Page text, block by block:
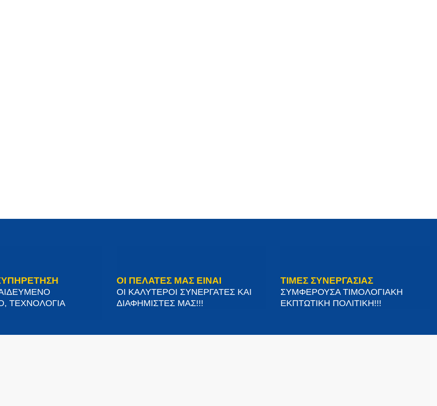
ΤΕΧΝΟΛΟΓΙΑ
ΟΙ ΠΕΛΑΤΕΣ ΜΑΣ ΕΙΝΑΙ
ΟΙ ΚΑΛΥΤΕΡΟΙ ΣΥΝΕΡΓΑΤΕΣ ΚΑΙ
ΔΙΑΦΗΜΙΣΤΕΣ ΜΑΣ!!!
ΤΙΜΕΣ ΣΥΝΕΡΓΑΣΙΑΣ
ΣΥΜΦΕΡΟΥΣΑ ΤΙΜΟΛΟΓΙΑΚΗ
ΕΚΠΤΩΤΙΚΗ ΠΟΛΙΤΙΚΗ!!!